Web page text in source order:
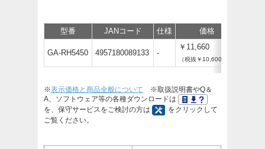
型番 JANコード 仕様 価格
GA-RH5450 4957180089133 -
￥11,660
（税抜￥10,600）
※表示価格と商品全般について ※取扱説明書やQ＆
A、ソフトウェア等の各種ダウンロードは
を、保守サービスをご検討の方は
をクリックして
ご覧ください。